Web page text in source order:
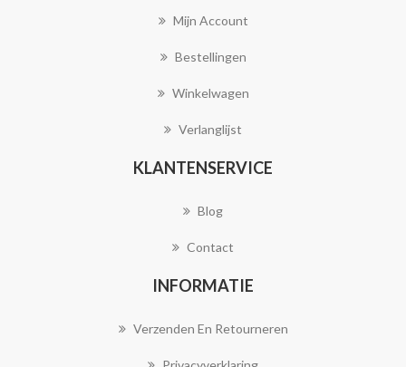
Mijn Account
Bestellingen
Winkelwagen
Verlanglijst
KLANTENSERVICE
Blog
Contact
INFORMATIE
Verzenden En Retourneren